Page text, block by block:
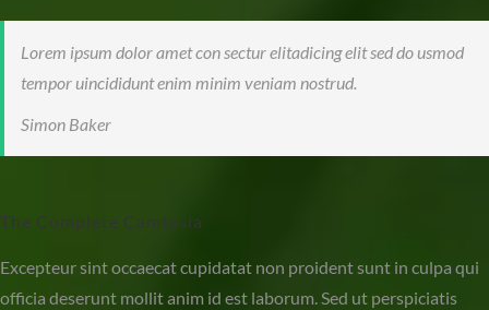
Lorem ipsum dolor amet con sectur elitadicing elit sed do usmod
tempor uincididunt enim minim veniam nostrud.
Simon Baker
The Complete Camtasia
Excepteur sint occaecat cupidatat non proident sunt in culpa qui
officia deserunt mollit anim id est laborum. Sed ut perspiciatis